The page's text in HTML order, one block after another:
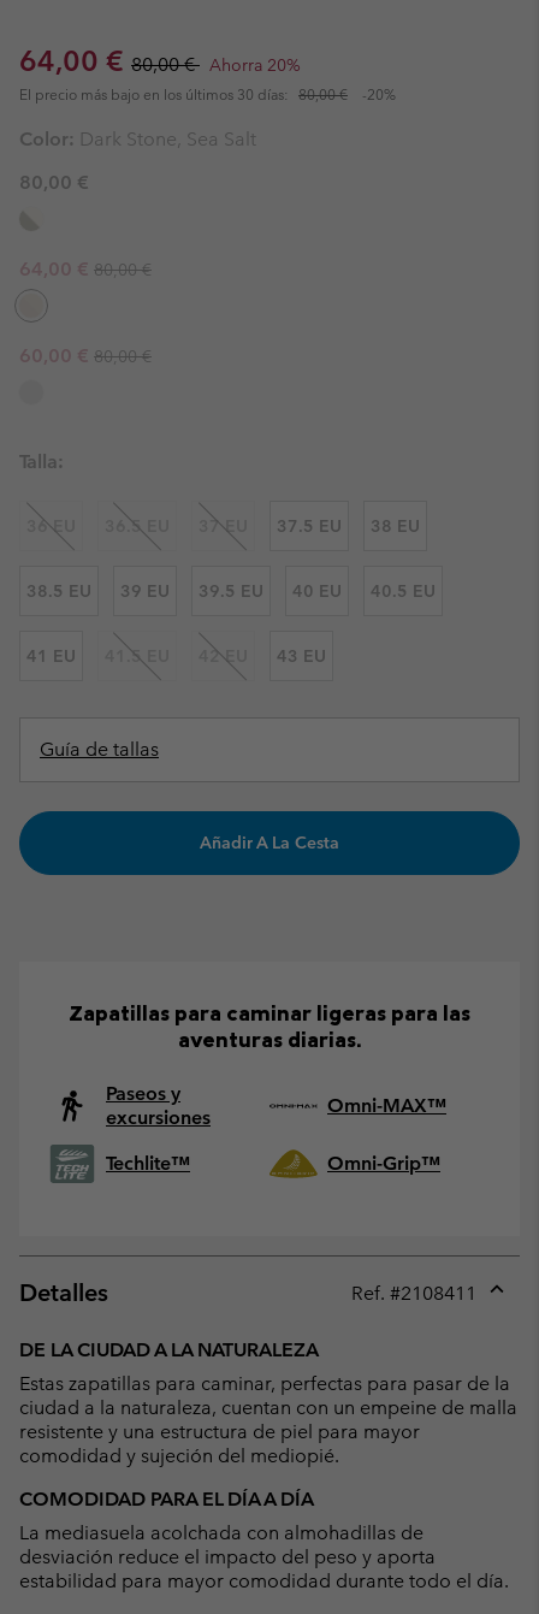
Sale price:
64,00 € Regular price:
80,00 € Ahorra 20%
El precio más bajo en los últimos 30 días: 80,00 € -20%
Color: Dark Stone, Sea Salt
80,00 €
Sale price:
64,00 € Regular price:
80,00 €
Sale price:
60,00 € Regular price:
80,00 €
Talla:
36 EU 36.5 EU 37 EU 37.5 EU 38 EU
38.5 EU 39 EU 39.5 EU 40 EU 40.5 EU
41 EU 41.5 EU 42 EU 43 EU
Guía de tallas
Añadir A La Cesta
Zapatillas para caminar ligeras para las
aventuras diarias.
Paseos y
excursiones
Omni-MAX™
Techlite™ Omni-Grip™
Detalles Ref. #2108411
DE LA CIUDAD A LA NATURALEZA
Estas zapatillas para caminar, perfectas para pasar de la
ciudad a la naturaleza, cuentan con un empeine de malla
resistente y una estructura de piel para mayor
comodidad y sujeción del mediopié.
COMODIDAD PARA EL DÍA A DÍA
La mediasuela acolchada con almohadillas de
desviación reduce el impacto del peso y aporta
estabilidad para mayor comodidad durante todo el día.